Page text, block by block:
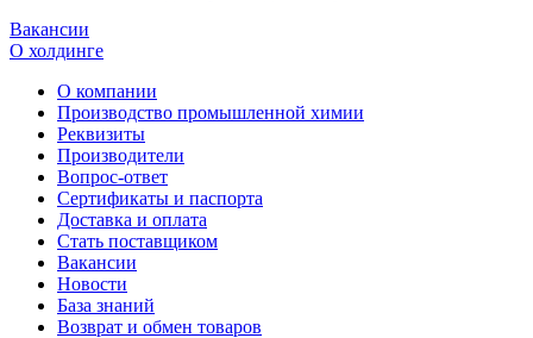
Вакансии
О холдинге
О компании
Производство промышленной химии
Реквизиты
Производители
Вопрос-ответ
Сертификаты и паспорта
Доставка и оплата
Стать поставщиком
Вакансии
Новости
База знаний
Возврат и обмен товаров